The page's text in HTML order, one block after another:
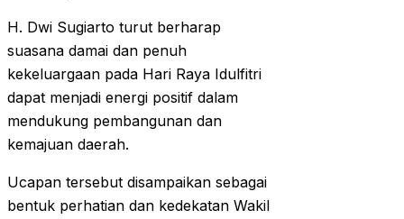
H. Dwi Sugiarto turut berharap
suasana damai dan penuh
kekeluargaan pada Hari Raya Idulfitri
dapat menjadi energi positif dalam
mendukung pembangunan dan
kemajuan daerah.
Ucapan tersebut disampaikan sebagai
bentuk perhatian dan kedekatan Wakil